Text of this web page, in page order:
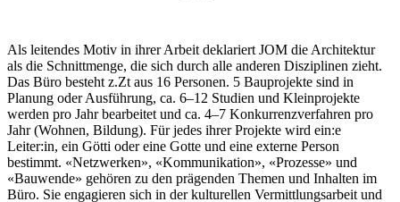
Als leitendes Motiv in ihrer Arbeit deklariert JOM die Architektur
als die Schnittmenge, die sich durch alle anderen Disziplinen zieht.
Das Büro besteht z.Zt aus 16 Personen. 5 Bauprojekte sind in
Planung oder Ausführung, ca. 6–12 Studien und Kleinprojekte
werden pro Jahr bearbeitet und ca. 4–7 Konkurrenzverfahren pro
Jahr (Wohnen, Bildung). Für jedes ihrer Projekte wird ein:e
Leiter:in, ein Götti oder eine Gotte und eine externe Person
bestimmt. «Netzwerken», «Kommunikation», «Prozesse» und
«Bauwende» gehören zu den prägenden Themen und Inhalten im
Büro. Sie engagieren sich in der kulturellen Vermittlungsarbeit und